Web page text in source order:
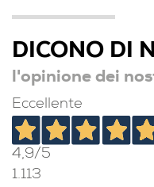
DICONO DI
l'opinione dei
Eccellente
4,9/5
1.113